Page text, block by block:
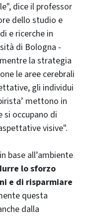
dice il professor
dello studio e
e ricerche in
di Bologna -
la strategia
le aree cerebrali
gli individui
mettono in
si occupano di
visive".
base all’ambiente
lo sforzo
e di risparmiare
questa
dalla